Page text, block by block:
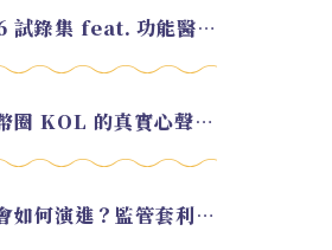
EP.220 好久不見！2026 試錄集 feat. 功能醫學營養師 美寶
EP.219 從銀行高管轉職幣圈 KOL 的真實心聲 feat.龜大
EP.217 美元穩定幣未來會如何演進？監管套利終將收斂？feat. 研究員 余哲安